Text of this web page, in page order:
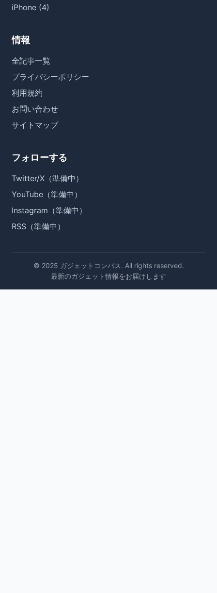
iPhone (4)
情報
全記事一覧
プライバシーポリシー
利用規約
お問い合わせ
サイトマップ
フォローする
Twitter/X（準備中）
YouTube（準備中）
Instagram（準備中）
RSS（準備中）
© 2025 ガジェットコンパス. All rights reserved.
最新のガジェット情報をお届けします